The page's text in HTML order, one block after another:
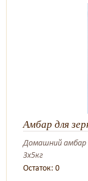
Амбар для
Домашний амбар
3х5кг
Остаток: 0